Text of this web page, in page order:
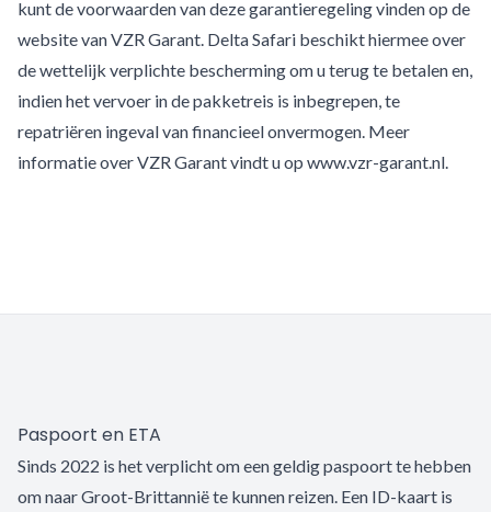
kunt de voorwaarden van deze garantieregeling vinden op de
website van VZR Garant. Delta Safari beschikt hiermee over
de wettelijk verplichte bescherming om u terug te betalen en,
indien het vervoer in de pakketreis is inbegrepen, te
repatriëren ingeval van financieel onvermogen. Meer
informatie over VZR Garant vindt u op www.vzr-garant.nl.
Paspoort en ETA
Sinds 2022 is het verplicht om een geldig paspoort te hebben
om naar Groot-Brittannië te kunnen reizen. Een ID-kaart is